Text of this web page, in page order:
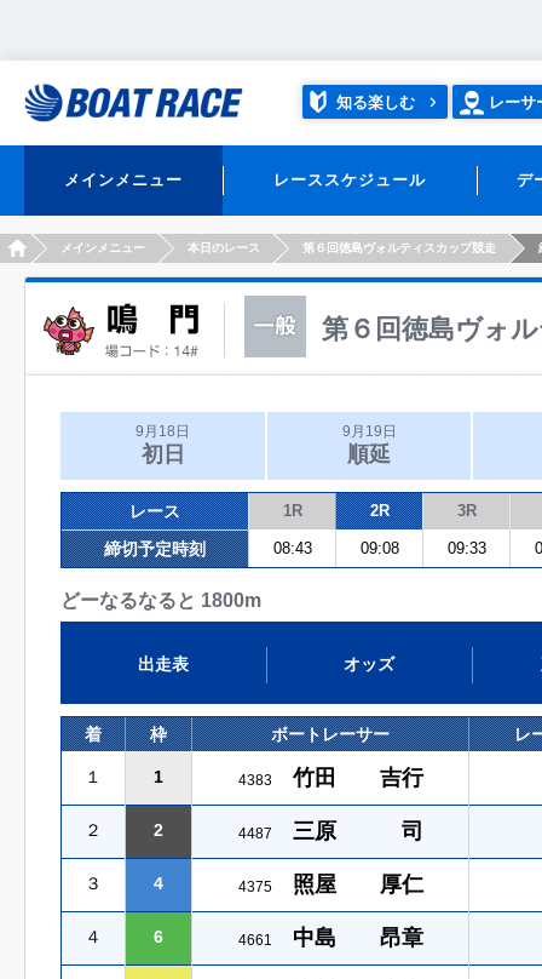
知る楽しむ レーサ
メインメニュー レーススケジュール デ
HOMEメインメニュー 本日のレース 第６回徳島ヴォルティスカップ競走
第６回徳島ヴォ
9月18日
初日
9月19日
順延
レース 1R 2R 3R
締切予定時刻 08:43 09:08 09:33
どーなるなると 1800m
出走表 オッズ
着 枠 ボートレーサー レ
１ 1 4383 竹田 吉行
２ 2 4487 三原 司
３ 4 4375 照屋 厚仁
４ 6 4661 中島 昂章